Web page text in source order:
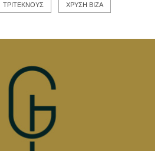
ΤΡΙΤΕΚΝΟΥΣ ΧΡΥΣΗ ΒΙΖΑ